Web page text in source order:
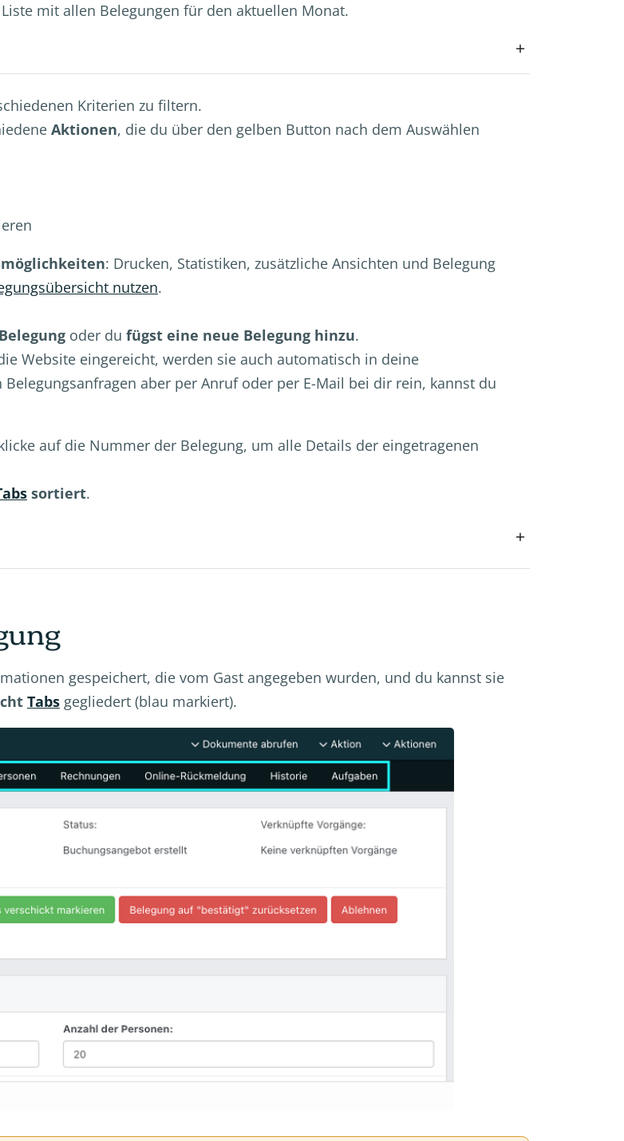
mit allen Belegungen für den aktuellen Monat.
Kriterien zu filtern.
Aktionen, die du über den gelben Button nach dem Auswählen
: Drucken, Statistiken, zusätzliche Ansichten und Belegung
nutzen.
oder du fügst eine neue Belegung hinzu.
Website eingereicht, werden sie auch automatisch in deine
aber per Anruf oder per E-Mail bei dir rein, kannst du
auf die Nummer der Belegung, um alle Details der eingetragenen
sortiert.
gespeichert, die vom Gast angegeben wurden, und du kannst sie
Tabs gegliedert (blau markiert).